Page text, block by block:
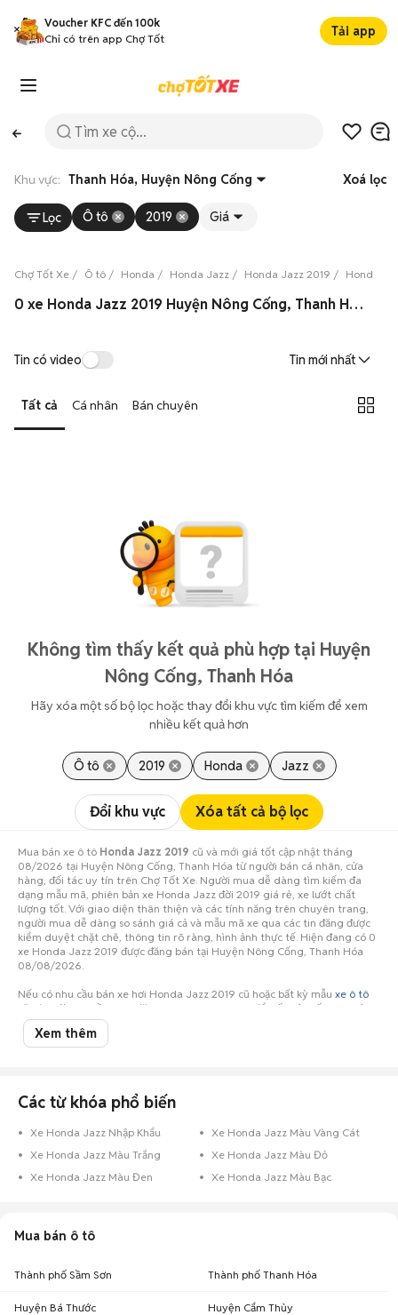
Voucher KFC đến 100k
Chỉ có trên app Chợ Tốt
Tải app
Khu vực: Thanh Hóa, Huyện Nông Cống Xoá lọc
Lọc Ô tô 2019 Giá
Chợ Tốt Xe Ô tô Honda Honda Jazz Honda Jazz 2019 Honda
0 xe Honda Jazz 2019 Huyện Nông Cống, Thanh Hóa 08/2026
Tin có video Tin mới nhất
Tất cả Cá nhân Bán chuyên
Không tìm thấy kết quả phù hợp tại Huyện
Nông Cống, Thanh Hóa
Hãy xóa một số bộ lọc hoặc thay đổi khu vực tìm kiếm để xem
nhiều kết quả hơn
Ô tô 2019 Honda Jazz
Đổi khu vực Xóa tất cả bộ lọc
Mua bán xe ô tô Honda Jazz 2019 cũ và mới giá tốt cập nhật tháng
08/2026 tại Huyện Nông Cống, Thanh Hóa từ người bán cá nhân, cửa
hàng, đối tác uy tín trên Chợ Tốt Xe. Người mua dễ dàng tìm kiếm đa
dạng mẫu mã, phiên bản xe Honda Jazz đời 2019 giá rẻ, xe lướt chất
lượng tốt. Với giao diện thân thiện và các tính năng trên chuyên trang,
người mua dễ dàng so sánh giá cả và mẫu mã xe qua các tin đăng được
kiểm duyệt chặt chẽ, thông tin rõ ràng, hình ảnh thực tế. Hiện đang có 0
xe Honda Jazz 2019 được đăng bán tại Huyện Nông Cống, Thanh Hóa
08/08/2026.
Nếu có nhu cầu bán xe hơi Honda Jazz 2019 cũ hoặc bất kỳ mẫu xe ô tô
cũ nào, đừng ngần ngại đăng tin ngay hôm nay để tiếp cận số lượng lớn
người mua tiềm năng ở Huyện Nông Cống, Thanh Hóa!
Xem thêm
Các từ khóa phổ biến
Xe Honda Jazz Nhập Khẩu
Xe Honda Jazz Màu Vàng Cát
Xe Honda Jazz Màu Trắng
Xe Honda Jazz Màu Đỏ
Xe Honda Jazz Màu Đen
Xe Honda Jazz Màu Bạc
Mua bán ô tô
Thành phố Sầm Sơn Thành phố Thanh Hóa
Huyện Bá Thước Huyện Cẩm Thủy